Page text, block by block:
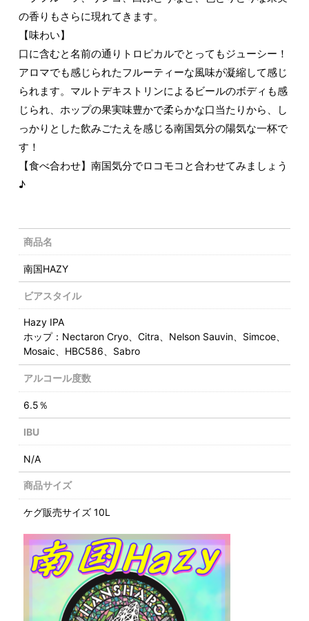
の香りもさらに現れてきます。
【味わい】
口に含むと名前の通りトロピカルでとってもジューシー！
アロマでも感じられたフルーティーな風味が凝縮して感じ
られます。マルトデキストリンによるビールのボディも感
じられ、ホップの果実味豊かで柔らかな口当たりから、し
っかりとした飲みごたえを感じる南国気分の陽気な一杯で
す！
【食べ合わせ】南国気分でロコモコと合わせてみましょう
♪
商品名
南国HAZY
ビアスタイル
Hazy IPA
ホップ：Nectaron Cryo、Citra、Nelson Sauvin、Simcoe、
Mosaic、HBC586、Sabro
アルコール度数
6.5％
IBU
N/A
商品サイズ
ケグ販売サイズ 10L